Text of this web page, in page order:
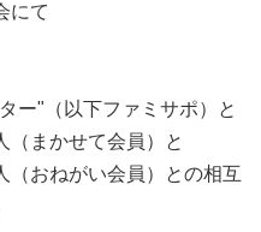
にて
ー"（以下ファミサポ）と
（まかせて会員）と
（おねがい会員）との相互